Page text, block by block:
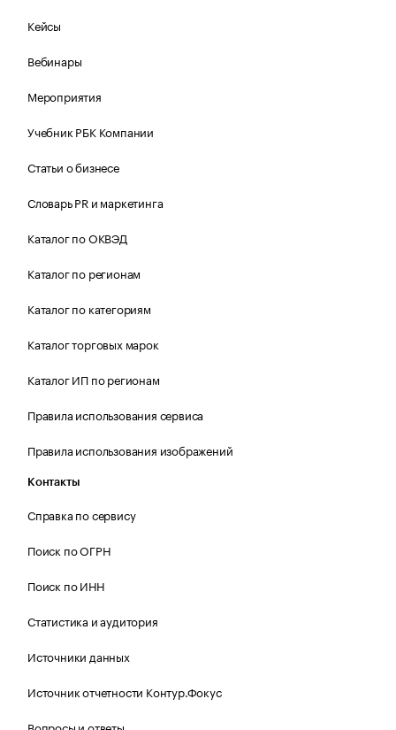
Кейсы
Вебинары
Мероприятия
Учебник РБК Компании
Статьи о бизнесе
Словарь PR и маркетинга
Каталог по ОКВЭД
Каталог по регионам
Каталог по категориям
Каталог торговых марок
Каталог ИП по регионам
Правила использования сервиса
Правила использования изображений
Контакты
Справка по сервису
Поиск по ОГРН
Поиск по ИНН
Статистика и аудитория
Источники данных
Источник отчетности Контур.Фокус